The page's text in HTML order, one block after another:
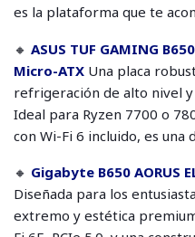
es la plataforma que te
🔸ASUS TUF GAMING
Micro-ATX Una placa
refrigeración de alto nivel
Ideal para Ryzen 7700 o
con Wi-Fi 6 incluido, es una
🔸 Gigabyte B650 AORUS
Diseñada para los
extremo y estética